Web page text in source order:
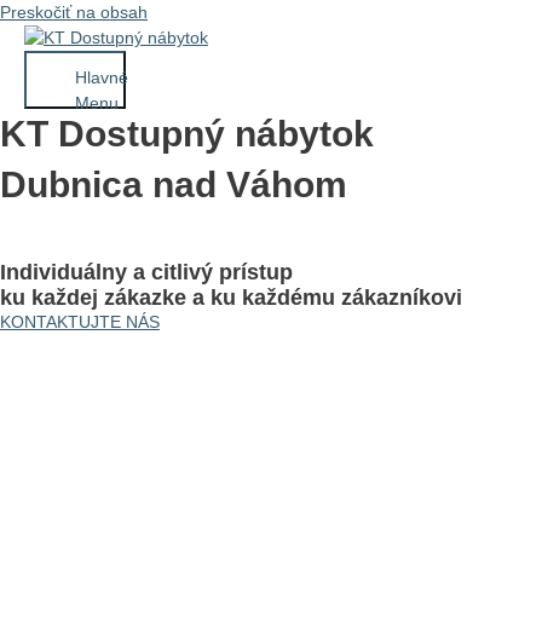
Preskočiť na obsah
Hlavné
Menu
KT Dostupný nábytok
Dubnica nad Váhom
Individuálny a citlivý prístup
ku každej zákazke a ku každému zákazníkovi
KONTAKTUJTE NÁS